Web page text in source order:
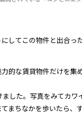
してこの物件と出合っ
的な賃貸物件だけを集
ました。写真をみてカワ
まちなかを歩いたら、